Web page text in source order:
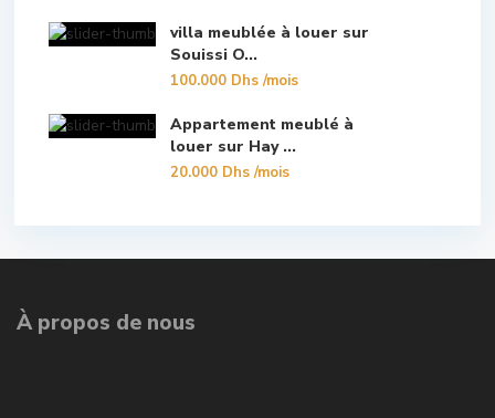
villa meublée à louer sur
Souissi O...
100.000 Dhs/mois
Appartement meublé à
louer sur Hay ...
20.000 Dhs/mois
À propos de nous